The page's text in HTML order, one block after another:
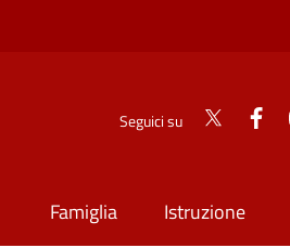
Seguici su
Famiglia Istruzione